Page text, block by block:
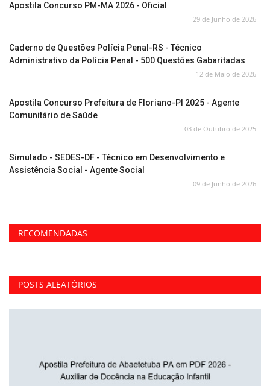
Apostila Concurso PM-MA 2026 - Oficial
29 de Junho de 2026
Caderno de Questões Polícia Penal-RS - Técnico
Administrativo da Polícia Penal - 500 Questões Gabaritadas
12 de Maio de 2026
Apostila Concurso Prefeitura de Floriano-PI 2025 - Agente
Comunitário de Saúde
03 de Outubro de 2025
Simulado - SEDES-DF - Técnico em Desenvolvimento e
Assistência Social - Agente Social
09 de Junho de 2026
RECOMENDADAS
POSTS ALEATÓRIOS